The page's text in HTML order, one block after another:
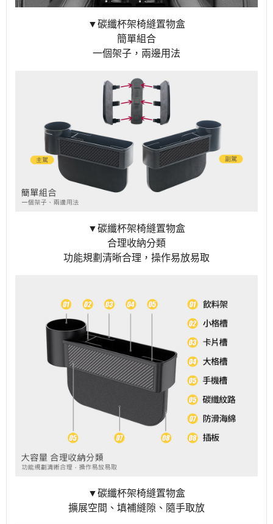
▼碳纖杯架椅縫置物盒
簡單組合
一個架子，兩邊用法
▼碳纖杯架椅縫置物盒
合理收納分類
功能規劃清晰合理，操作易放易取
▼碳纖杯架椅縫置物盒
擴展空間、填補縫隙、隨手取放